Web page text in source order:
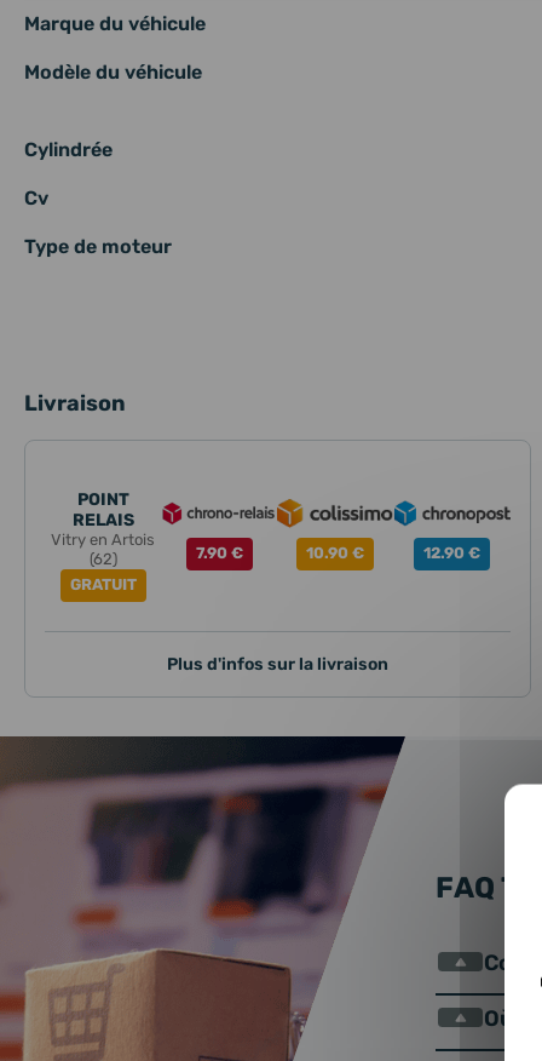
Marque du véhicule
Modèle du véhicule
Cylindrée
Cv
Type de moteur
Livraison
POINT
RELAIS
Vitry en Artois
(62)
GRATUIT
7.90 € 10.90 € 12.90 €
Plus d'infos sur la livraison
FAQ
Où